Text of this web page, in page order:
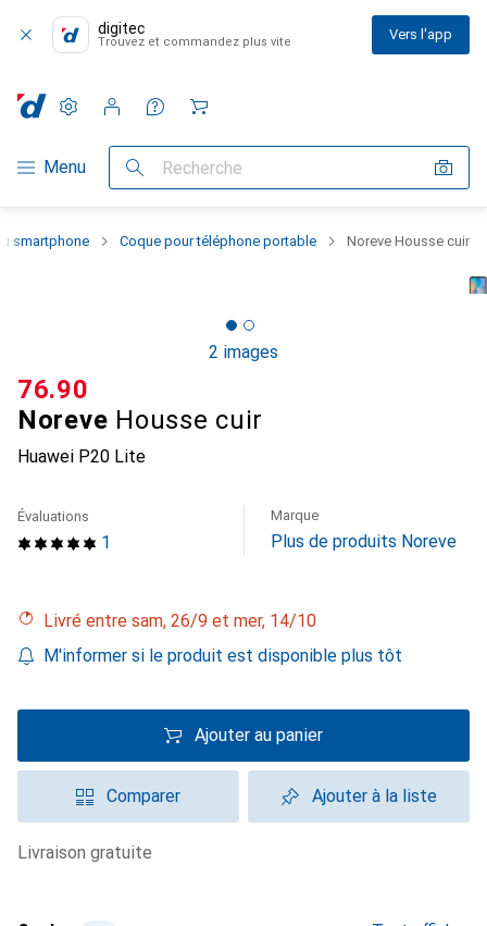
digitec
Trouvez et commandez plus vite Vers l'app
Navigation par catégorie
Menu Recherche
Paramètres
Compte client
Listes de comparaison
Listes d'envies
Panier
smartphone Coque pour téléphone portable Noreve Housse cuir
2 images
Noreve Housse cuir
Huawei P20 Lite
CHF
76.90
1
Évaluations Marque
Plus de produits Noreve
Livré entre sam, 26/9 et mer, 14/10
M'informer si le produit est disponible plus tôt
Ajouter au panier
Comparer Ajouter à la liste
livraison gratuite